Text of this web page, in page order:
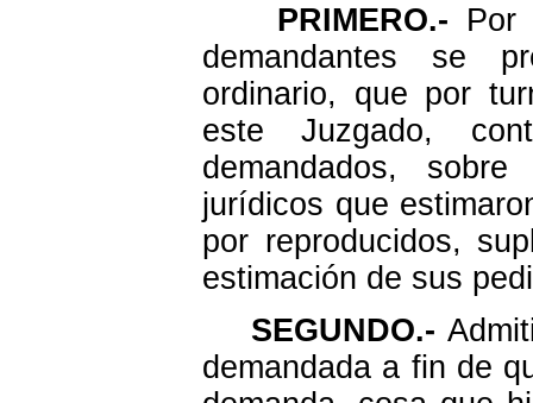
PRIMERO.- Por
demandantes se
ordinario, que por
este Juzgado,
demandados,
jurídicos que
por reproducidos,
estimación de sus
SEGUNDO.-
demandada a fin de